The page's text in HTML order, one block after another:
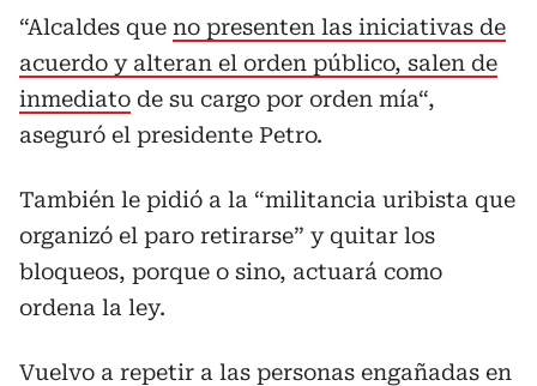
“Alcaldes que no presenten las iniciativas de
acuerdo y alteran el orden público, salen de
inmediato de su cargo por orden mía“,
aseguró el presidente Petro.
También le pidió a la “militancia uribista que
organizó el paro retirarse” y quitar los
bloqueos, porque o sino, actuará como
ordena la ley.
Vuelvo a repetir a las personas engañadas en